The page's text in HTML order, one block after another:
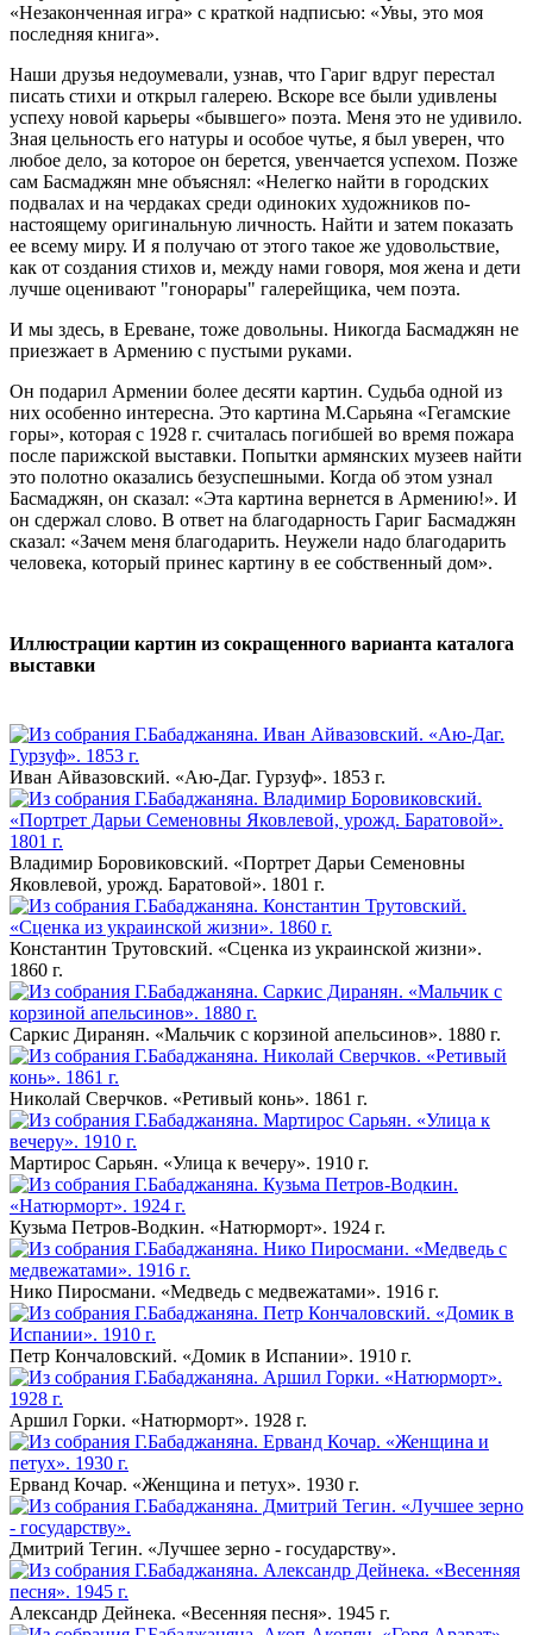
«Незаконченная игра» с краткой надписью: «Увы, это моя
последняя книга».
Наши друзья недоумевали, узнав, что Гариг вдруг перестал
писать стихи и открыл галерею. Вскоре все были удивлены
успеху новой карьеры «бывшего» поэта. Меня это не удивило.
Зная цельность его натуры и особое чутье, я был уверен, что
любое дело, за которое он берется, увенчается успехом. Позже
сам Басмаджян мне объяснял: «Нелегко найти в городских
подвалах и на чердаках среди одиноких художников по-
настоящему оригинальную личность. Найти и затем показать
ее всему миру. И я получаю от этого такое же удовольствие,
как от создания стихов и, между нами говоря, моя жена и дети
лучше оценивают "гонорары" галерейщика, чем поэта.
И мы здесь, в Ереване, тоже довольны. Никогда Басмаджян не
приезжает в Армению с пустыми руками.
Он подарил Армении более десяти картин. Судьба одной из
них особенно интересна. Это картина М.Сарьяна «Гегамские
горы», которая с 1928 г. считалась погибшей во время пожара
после парижской выставки. Попытки армянских музеев найти
это полотно оказались безуспешными. Когда об этом узнал
Басмаджян, он сказал: «Эта картина вернется в Армению!». И
он сдержал слово. В ответ на благодарность Гариг Басмаджян
сказал: «Зачем меня благодарить. Неужели надо благодарить
человека, который принес картину в ее собственный дом».
Иллюстрации картин из сокращенного варианта каталога
выставки
Иван Айвазовский. «Аю-Даг. Гурзуф». 1853 г.
Владимир Боровиковский. «Портрет Дарьи Семеновны
Яковлевой, урожд. Баратовой». 1801 г.
Константин Трутовский. «Сценка из украинской жизни».
1860 г.
Саркис Диранян. «Мальчик с корзиной апельсинов». 1880 г.
Николай Сверчков. «Ретивый конь». 1861 г.
Мартирос Сарьян. «Улица к вечеру». 1910 г.
Кузьма Петров-Водкин. «Натюрморт». 1924 г.
Нико Пиросмани. «Медведь с медвежатами». 1916 г.
Петр Кончаловский. «Домик в Испании». 1910 г.
Аршил Горки. «Натюрморт». 1928 г.
Ерванд Кочар. «Женщина и петух». 1930 г.
Дмитрий Тегин. «Лучшее зерно - государству».
Александр Дейнека. «Весенняя песня». 1945 г.